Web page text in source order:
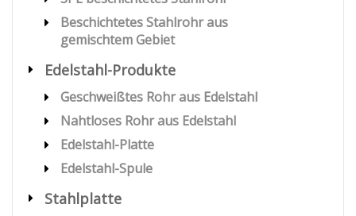
Beschichtetes Stahlrohr aus
gemischtem Gebiet
Edelstahl-Produkte
Geschweißtes Rohr aus Edelstahl
Nahtloses Rohr aus Edelstahl
Edelstahl-Platte
Edelstahl-Spule
Stahlplatte